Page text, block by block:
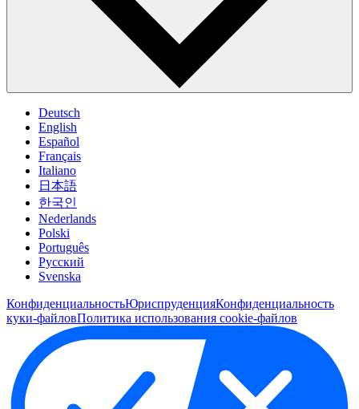
Deutsch
English
Español
Français
Italiano
日本語
한국인
Nederlands
Polski
Português
Pусский
Svenska
КонфиденциальностьЮриспруденцияКонфиденциальность
куки-файловПолитика использования cookie-файлов